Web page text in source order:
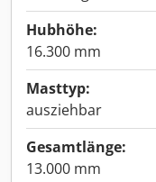
Hubhöhe:
16.300 mm
Masttyp:
ausziehbar
Gesamtlänge:
13.000 mm